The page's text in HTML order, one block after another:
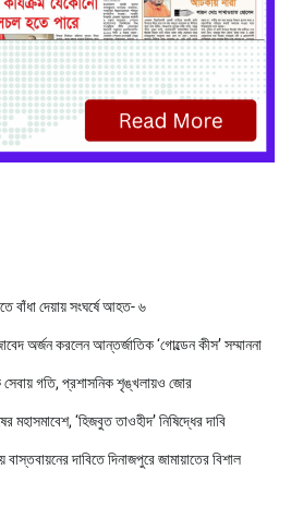
বাঁধা দেয়ায় সংঘর্ষে আহত- ৬
অর্জন করলেন আন্তর্জাতিক ‘গোল্ডেন কীস’ সম্মাননা
গতি, প্রশাসনিক শৃঙ্খলায়ও জোর
মহাসমাবেশ, ‘হিজবুত তাওহীদ’ নিষিদ্ধের দাবি
দাবিতে দিনাজপুরে জামায়াতের বিশাল